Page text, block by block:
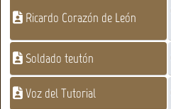
Ricardo Corazón de León
Soldado teutón
Voz del Tutorial